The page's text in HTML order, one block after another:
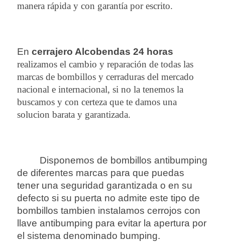
manera rápida y con garantía por escrito.
En cerrajero Alcobendas 24 horas
realizamos el cambio y reparación de todas las
marcas de bombillos y cerraduras del mercado
nacional e internacional, si no la tenemos la
buscamos y con certeza que te damos una
solucion barata y garantizada.
Disponemos de bombillos antibumping
de diferentes marcas para que puedas
tener una seguridad garantizada o en su
defecto si su puerta no admite este tipo de
bombillos tambien instalamos cerrojos con
llave antibumping para evitar la apertura por
el sistema denominado bumping.